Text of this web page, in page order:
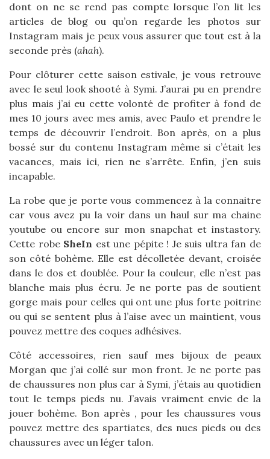
dont on ne se rend pas compte lorsque l’on lit les
articles de blog ou qu’on regarde les photos sur
Instagram mais je peux vous assurer que tout est à la
seconde près (ahah).
Pour clôturer cette saison estivale, je vous retrouve
avec le seul look shooté à Symi. J’aurai pu en prendre
plus mais j’ai eu cette volonté de profiter à fond de
mes 10 jours avec mes amis, avec Paulo et prendre le
temps de découvrir l’endroit. Bon après, on a plus
bossé sur du contenu Instagram même si c’était les
vacances, mais ici, rien ne s’arrête. Enfin, j’en suis
incapable.
La robe que je porte vous commencez à la connaitre
car vous avez pu la voir dans un haul sur ma chaine
youtube ou encore sur mon snapchat et instastory.
Cette robe SheIn est une pépite ! Je suis ultra fan de
son côté bohème. Elle est décolletée devant, croisée
dans le dos et doublée. Pour la couleur, elle n’est pas
blanche mais plus écru. Je ne porte pas de soutient
gorge mais pour celles qui ont une plus forte poitrine
ou qui se sentent plus à l’aise avec un maintient, vous
pouvez mettre des coques adhésives.
Côté accessoires, rien sauf mes bijoux de peaux
Morgan que j’ai collé sur mon front. Je ne porte pas
de chaussures non plus car à Symi, j’étais au quotidien
tout le temps pieds nu. J’avais vraiment envie de la
jouer bohème. Bon après , pour les chaussures vous
pouvez mettre des spartiates, des nues pieds ou des
chaussures avec un léger talon.